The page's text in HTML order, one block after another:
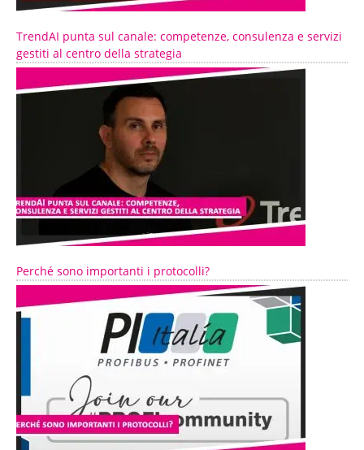
TrendAI punta sul canale: competenze, consulenza e servizi
gestiti al centro della strategia
Perché sono importanti i protocolli?